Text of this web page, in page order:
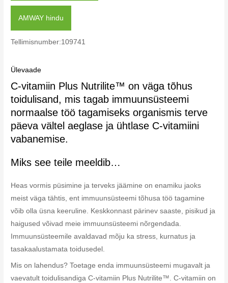
AMWAY hindu
Tellimisnumber:109741
Ülevaade
C-vitamiin Plus Nutrilite™ on väga tõhus
toidulisand, mis tagab immuunsüsteemi
normaalse töö tagamiseks organismis terve
päeva vältel aeglase ja ühtlase C-vitamiini
vabanemise.
Miks see teile meeldib…
Heas vormis püsimine ja terveks jäämine on enamiku jaoks
meist väga tähtis, ent immuunsüsteemi tõhusa töö tagamine
võib olla üsna keeruline. Keskkonnast pärinev saaste, pisikud ja
haigused võivad meie immuunsüsteemi nõrgendada.
Immuunsüsteemile avaldavad mõju ka stress, kurnatus ja
tasakaalustamata toidusedel.
Mis on lahendus? Toetage enda immuunsüsteemi mugavalt ja
vaevatult toidulisandiga C-vitamiin Plus Nutrilite™. C-vitamiin on